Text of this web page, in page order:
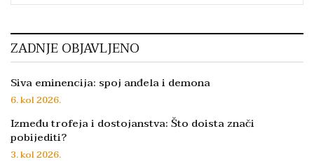
ZADNJE OBJAVLJENO
Siva eminencija: spoj anđela i demona
6. kol 2026.
Između trofeja i dostojanstva: Što doista znači
pobijediti?
3. kol 2026.